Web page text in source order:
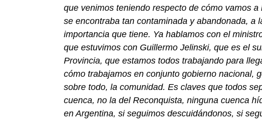
que venimos teniendo respecto de cómo vamos
se encontraba tan contaminada y abandonada, a
importancia que tiene. Ya hablamos con el
que estuvimos con Guillermo Jelinski, que es el
Provincia, que estamos todos trabajando para
cómo trabajamos en conjunto gobierno nacional,
sobre todo, la comunidad. Es claves que todos
cuenca, no la del Reconquista, ninguna cuenca
en Argentina, si seguimos descuidándonos, si